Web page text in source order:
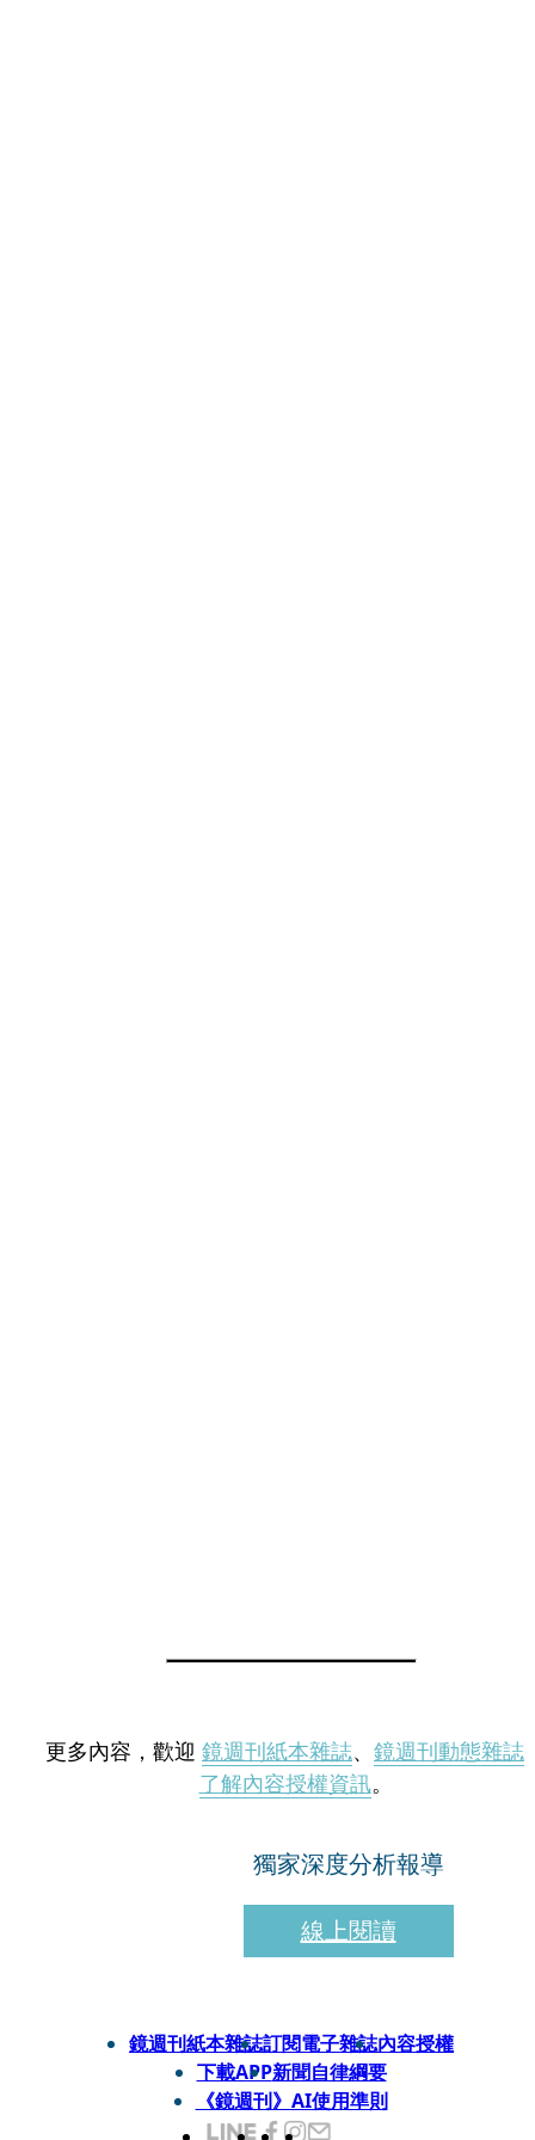
更多內容，歡迎 鏡週刊紙本雜誌、 鏡週刊動態雜誌
了解內容授權資訊。
獨家深度分析報導
線上閱讀
鏡週刊紙本雜誌訂閱電子雜誌內容授權
下載APP新聞自律綱要
《鏡週刊》AI使用準則